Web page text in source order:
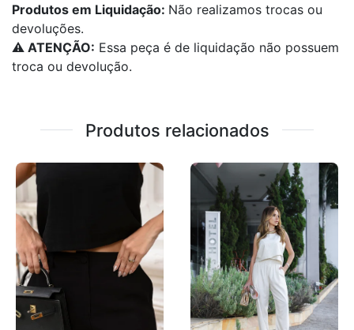
Produtos em Liquidação: Não realizamos trocas ou
devoluções.
⚠️ ATENÇÃO: Essa peça é de liquidação não possuem
troca ou devolução.
Produtos relacionados